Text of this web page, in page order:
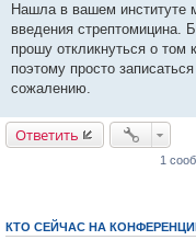
Нашла в вашем институте
введения стрептомицина.
прошу откликнуться о
поэтому просто
сожалению.
Ответить
1
КТО СЕЙЧАС НА